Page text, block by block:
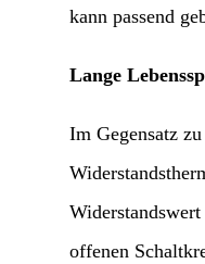
kann passend
Lange
Im Gegensatz
offenen